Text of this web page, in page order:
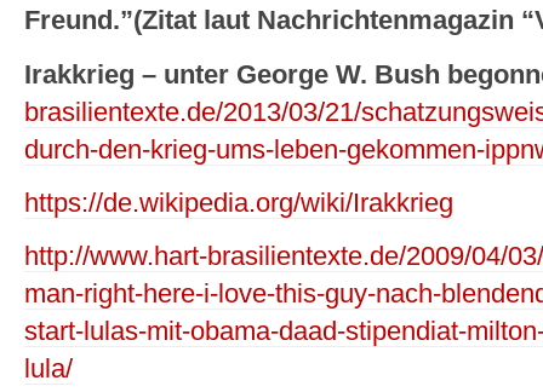
Freund.”(Zitat laut Nachrichtenmagazin
Irakkrieg – unter George W. Bush
brasilientexte.de/2013/03/21/
durch-den-krieg-ums-leben-gekommen-
https://de.wikipedia.org/wiki/Irakkrieg
http://www.hart-brasilientexte.de/2009/04/
man-right-here-i-love-this-guy-nach-
start-lulas-mit-obama-daad-stipendiat-
lula/